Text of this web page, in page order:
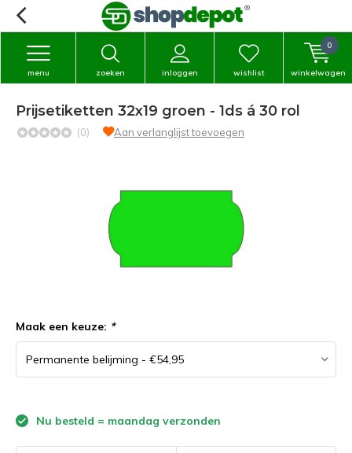
zoeken inloggen
menu wishlist winkelwagen
0
Prijsetiketten 32x19 groen - 1ds á 30 rol
(0) Aan verlanglijst toevoegen
Maak een keuze: *
Nu besteld = maandag verzonden